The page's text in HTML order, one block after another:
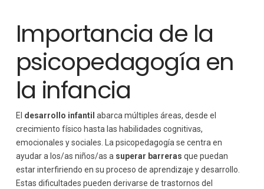
Importancia de la
psicopedagogía en
la infancia
El desarrollo infantil abarca múltiples áreas, desde el
crecimiento físico hasta las habilidades cognitivas,
emocionales y sociales. La psicopedagogía se centra en
ayudar a los/as niños/as a superar barreras que puedan
estar interfiriendo en su proceso de aprendizaje y desarrollo.
Estas dificultades pueden derivarse de trastornos del